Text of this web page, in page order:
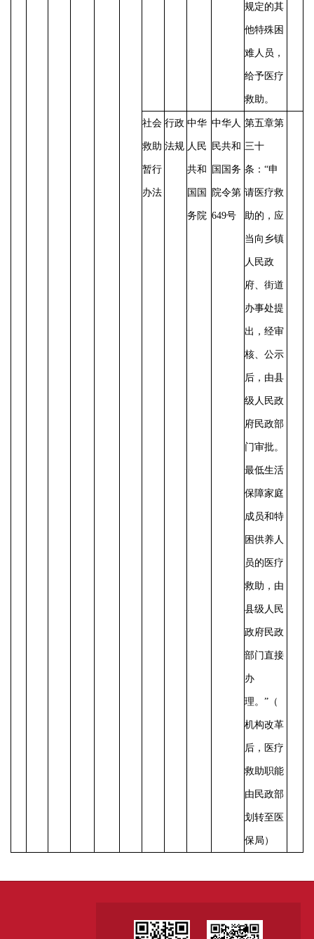
规定的其
他特殊困
难人员，
给予医疗
救助。
社会
救助
暂行
办法
行政
法规
中华
人民
共和
国国
务院
中华人
民共和
国国务
院令第
649号
第五章第
三十
条： “申
请医疗救
助的，应
当向乡镇
人民政
府、街道
办事处提
出，经审
核、公示
后，由县
级人民政
府民政部
门审批。
最低生活
保障家庭
成员和特
困供养人
员的医疗
救助，由
县级人民
政府民政
部门直接
办
理。”（
机构改革
后，医疗
救助职能
由民政部
划转至医
保局）